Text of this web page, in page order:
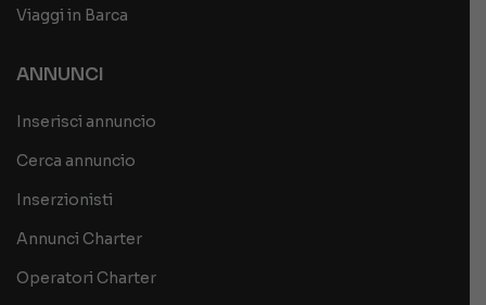
Viaggi in Barca
ANNUNCI
Inserisci annuncio
Cerca annuncio
Inserzionisti
Annunci Charter
Operatori Charter